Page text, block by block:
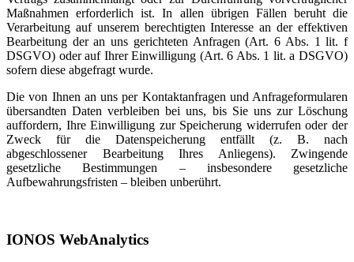
Maßnahmen erforderlich ist. In allen übrigen Fällen beruht die
Verarbeitung auf unserem berechtigten Interesse an der effektiven
Bearbeitung der an uns gerichteten Anfragen (Art. 6 Abs. 1 lit. f
DSGVO) oder auf Ihrer Einwilligung (Art. 6 Abs. 1 lit. a DSGVO)
sofern diese abgefragt wurde.
Die von Ihnen an uns per Kontaktanfragen und Anfrageformularen
übersandten Daten verbleiben bei uns, bis Sie uns zur Löschung
auffordern, Ihre Einwilligung zur Speicherung widerrufen oder der
Zweck für die Datenspeicherung entfällt (z. B. nach
abgeschlossener Bearbeitung Ihres Anliegens). Zwingende
gesetzliche Bestimmungen – insbesondere gesetzliche
Aufbewahrungsfristen – bleiben unberührt.
IONOS WebAnalytics